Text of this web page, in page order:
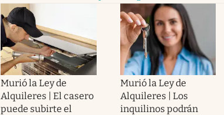
Murió la Ley de
Alquileres | El casero
puede subirte el
Murió la Ley de
Alquileres | Los
inquilinos podrán